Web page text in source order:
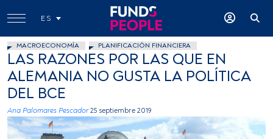
ES
MACROECONOMÍA PLANIFICACIÓN FINANCIERA
LAS RAZONES POR LAS QUE EN
ALEMANIA NO GUSTA LA POLÍTICA
DEL BCE
Ana Palomares Pescador 25 septiembre 2019